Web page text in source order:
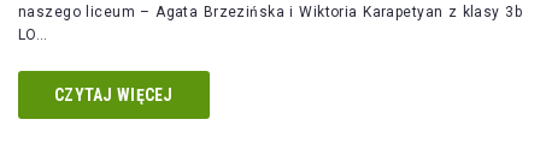
naszego liceum – Agata Brzezińska i Wiktoria Karapetyan z klasy 3b
LO…
CZYTAJ WIĘCEJ